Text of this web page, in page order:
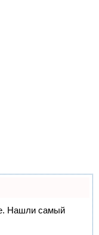
Нашли самый